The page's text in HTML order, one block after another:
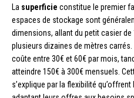
La superficie constitue le premier
espaces de stockage sont
dimensions, allant du petit casier de
plusieurs dizaines de mètres
coûte entre 30€ et 60€ par mois,
atteindre 150€ à 300€ mensuels.
s’explique par la flexibilité qu’offrent